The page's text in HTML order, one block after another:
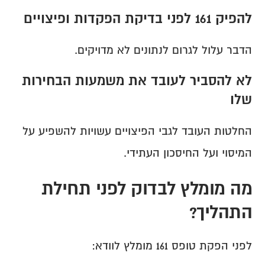
להפיק 161 לפני בדיקת הפקדות ופיצויים
הדבר עלול לגרום לנתונים לא מדויקים.
שלו
המיסוי ועל החיסכון העתידי.
התהליך?
לפני הפקת טופס 161 מומלץ לוודא: